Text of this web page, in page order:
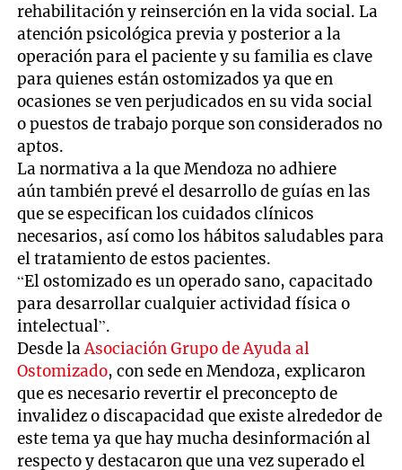
rehabilitación y reinserción en la vida social. La
atención psicológica previa y posterior a la
operación para el paciente y su familia es clave
para quienes están ostomizados ya que en
ocasiones se ven perjudicados en su vida social
o puestos de trabajo porque son considerados no
aptos.
La normativa a la que Mendoza no adhiere
aún también prevé el desarrollo de guías en las
que se especifican los cuidados clínicos
necesarios, así como los hábitos saludables para
el tratamiento de estos pacientes.
“El ostomizado es un operado sano, capacitado
para desarrollar cualquier actividad física o
intelectual”.
Desde laAsociación Grupo de Ayuda al
Ostomizado, con sede en Mendoza, explicaron
que es necesario revertir el preconcepto de
invalidez o discapacidad que existe alrededor de
este tema ya que hay mucha desinformación al
respecto y destacaron que una vez superado el